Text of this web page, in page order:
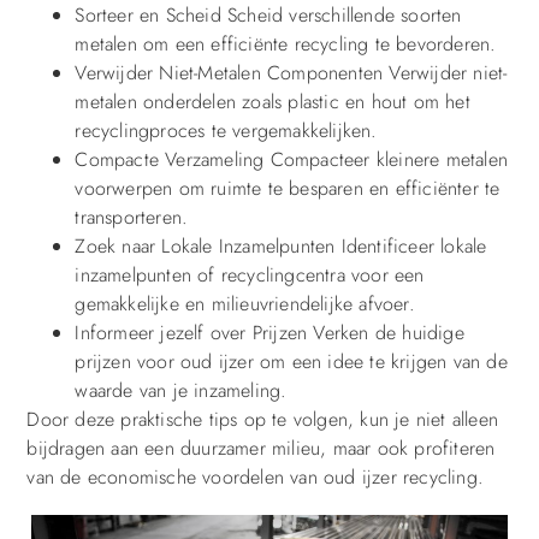
Sorteer en Scheid Scheid verschillende soorten
metalen om een efficiënte recycling te bevorderen.
Verwijder Niet-Metalen Componenten Verwijder niet-
metalen onderdelen zoals plastic en hout om het
recyclingproces te vergemakkelijken.
Compacte Verzameling Compacteer kleinere metalen
voorwerpen om ruimte te besparen en efficiënter te
transporteren.
Zoek naar Lokale Inzamelpunten Identificeer lokale
inzamelpunten of recyclingcentra voor een
gemakkelijke en milieuvriendelijke afvoer.
Informeer jezelf over Prijzen Verken de huidige
prijzen voor oud ijzer om een idee te krijgen van de
waarde van je inzameling.
Door deze praktische tips op te volgen, kun je niet alleen
bijdragen aan een duurzamer milieu, maar ook profiteren
van de economische voordelen van oud ijzer recycling.